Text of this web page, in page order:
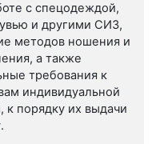
с спецодеждой,
и другими СИЗ,
методов ношения и
а также
требования к
индивидуальной
к порядку их выдачи